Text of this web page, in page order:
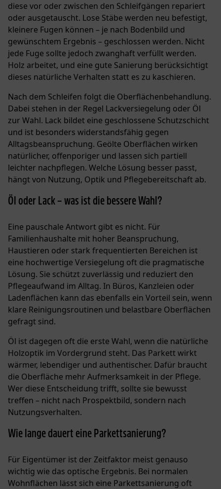
diese vor oder zwischen den Schleifgängen repariert
oder ausgetauscht. Lose Stäbe werden neu befestigt,
kleinere Fugen können – je nach Bodenbild und
gewünschtem Ergebnis – geschlossen werden. Nicht
jede Fuge sollte jedoch zwanghaft verfüllt werden.
Holz arbeitet, und eine gute Sanierung berücksichtigt
dieses natürliche Verhalten statt es zu kaschieren.
Nach dem Schleifen folgt die Oberflächenbehandlung.
Dabei stehen in der Regel Lackversiegelung oder Öl
zur Wahl. Lack bildet eine geschlossene Schutzschicht
und ist besonders widerstandsfähig gegen
Alltagsbeanspruchung. Geölte Oberflächen wirken
natürlicher, offenporiger und lassen sich partiell
leichter nachpflegen. Welche Lösung besser passt,
hängt von Nutzung, Optik und Pflegebereitschaft ab.
Öl oder Lack – was ist die bessere Wahl?
Eine pauschale Antwort gibt es nicht. Für
Familienhaushalte mit hoher Beanspruchung,
Haustieren oder stark frequentierten Bereichen ist
eine hochwertige Versiegelung oft die pragmatische
Lösung. Sie schützt zuverlässig und reduziert den
Pflegeaufwand im Alltag. In Büros, Kanzleien oder
Ladenflächen kann das ebenfalls ein Vorteil sein, wenn
klare Reinigungsroutinen und belastbare Oberflächen
gefragt sind.
Öl ist dagegen oft die erste Wahl, wenn die natürliche
Holzoptik im Vordergrund steht. Das Parkett wirkt
wärmer, lebendiger und authentischer. Dafür braucht
die Oberfläche mehr Aufmerksamkeit in der Pflege.
Wer diese Entscheidung trifft, sollte sie bewusst
treffen – nicht nach Prospektbild, sondern nach
Nutzungsverhalten.
Wie lange dauert eine Parkettsanierung?
Für Eigentümer ist der Zeitfaktor meist genauso
wichtig wie das optische Ergebnis. Bei normalen
Wohnflächen lässt sich eine Parkettsanierung oft